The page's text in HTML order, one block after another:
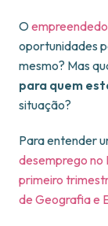
O
oportunidades
mesmo? Mas
para quem
situação?
Para entender
desemprego no
primeiro
de Geografia e